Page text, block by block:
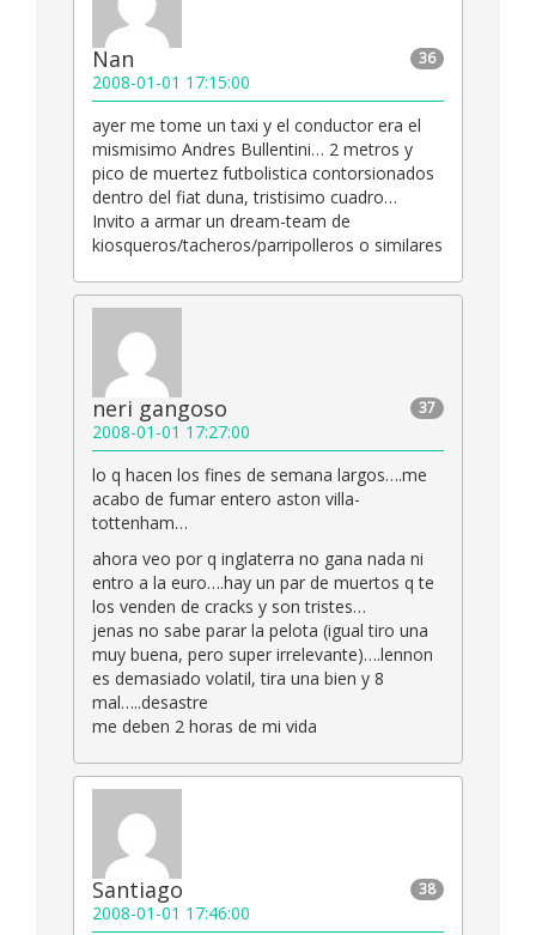
36
Nan
2008-01-01 17:15:00
ayer me tome un taxi y el conductor era el
mismisimo Andres Bullentini… 2 metros y
pico de muertez futbolistica contorsionados
dentro del fiat duna, tristisimo cuadro…
Invito a armar un dream-team de
kiosqueros/tacheros/parripolleros o similares
37
neri gangoso
2008-01-01 17:27:00
lo q hacen los fines de semana largos….me
acabo de fumar entero aston villa-
tottenham…
ahora veo por q inglaterra no gana nada ni
entro a la euro….hay un par de muertos q te
los venden de cracks y son tristes…
jenas no sabe parar la pelota (igual tiro una
muy buena, pero super irrelevante)….lennon
es demasiado volatil, tira una bien y 8
mal…..desastre
me deben 2 horas de mi vida
38
Santiago
2008-01-01 17:46:00